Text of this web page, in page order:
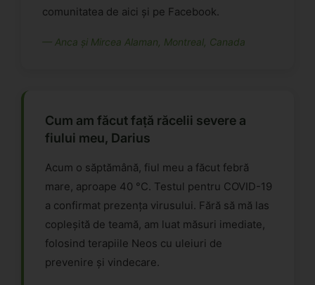
comunitatea de aici și pe Facebook.
— Anca și Mircea Alaman, Montreal, Canada
Cum am făcut față răcelii severe a
fiului meu, Darius
Acum o săptămână, fiul meu a făcut febră
mare, aproape 40 °C. Testul pentru COVID-19
a confirmat prezența virusului. Fără să mă las
copleșită de teamă, am luat măsuri imediate,
folosind terapiile Neos cu uleiuri de
prevenire și vindecare.